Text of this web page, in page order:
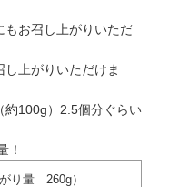
もお召し上がりいただ
上がりいただけま
約100g）2.5個分ぐらい
！
り量 260g）